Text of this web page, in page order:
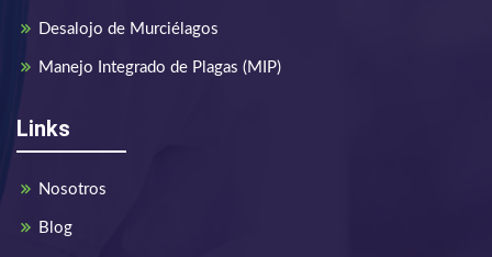
Desalojo de Murciélagos
Manejo Integrado de Plagas (MIP)
Links
Nosotros
Blog